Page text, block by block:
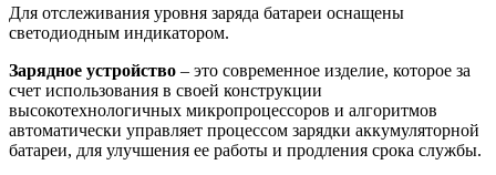
Для отслеживания уровня заряда батареи оснащены
светодиодным индикатором.
Зарядное устройство – это современное изделие, которое за
счет использования в своей конструкции
высокотехнологичных микропроцессоров и алгоритмов
автоматически управляет процессом зарядки аккумуляторной
батареи, для улучшения ее работы и продления срока службы.